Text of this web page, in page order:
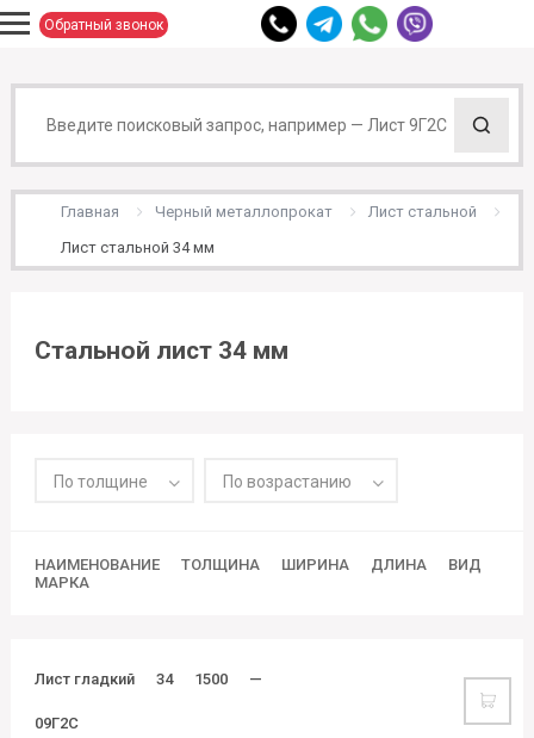
Обратный звонок
Главная Черный металлопрокат
Лист стальной
Лист стальной 34 мм
Стальной лист 34 мм
По толщине По возрастанию
НАИМЕНОВАНИЕ ТОЛЩИНА ШИРИНА ДЛИНА
ВИД
МАРКА
Лист гладкий 34 1500 —
09Г2С